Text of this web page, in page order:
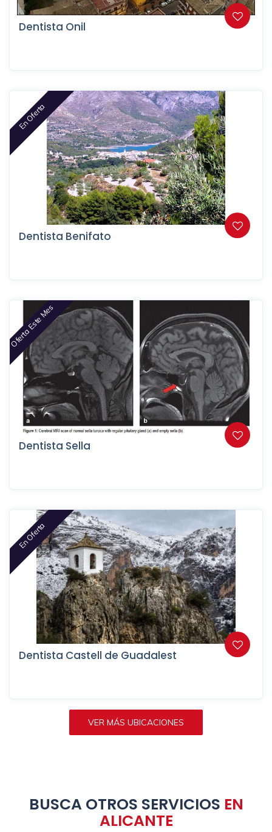
Dentista Onil
En Oferta
Dentista Benifato
Oferta Este Mes
Dentista Sella
En Oferta
Dentista Castell de Guadalest
VER MÁS UBICACIONES
BUSCA OTROS SERVICIOS EN
ALICANTE